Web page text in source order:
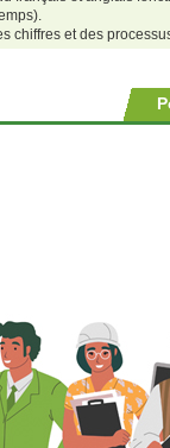
chiffres et des